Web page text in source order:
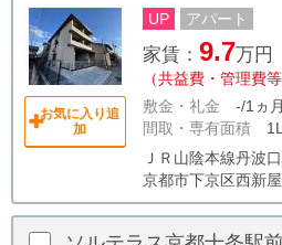
お気に入り追
加
UP アパート
家賃： 9.7万円
（共益費・管理費
敷金・礼金 -/1ヵ月
間取・専有面積
ＪＲ山陰本線丹波
京都市下京区西新